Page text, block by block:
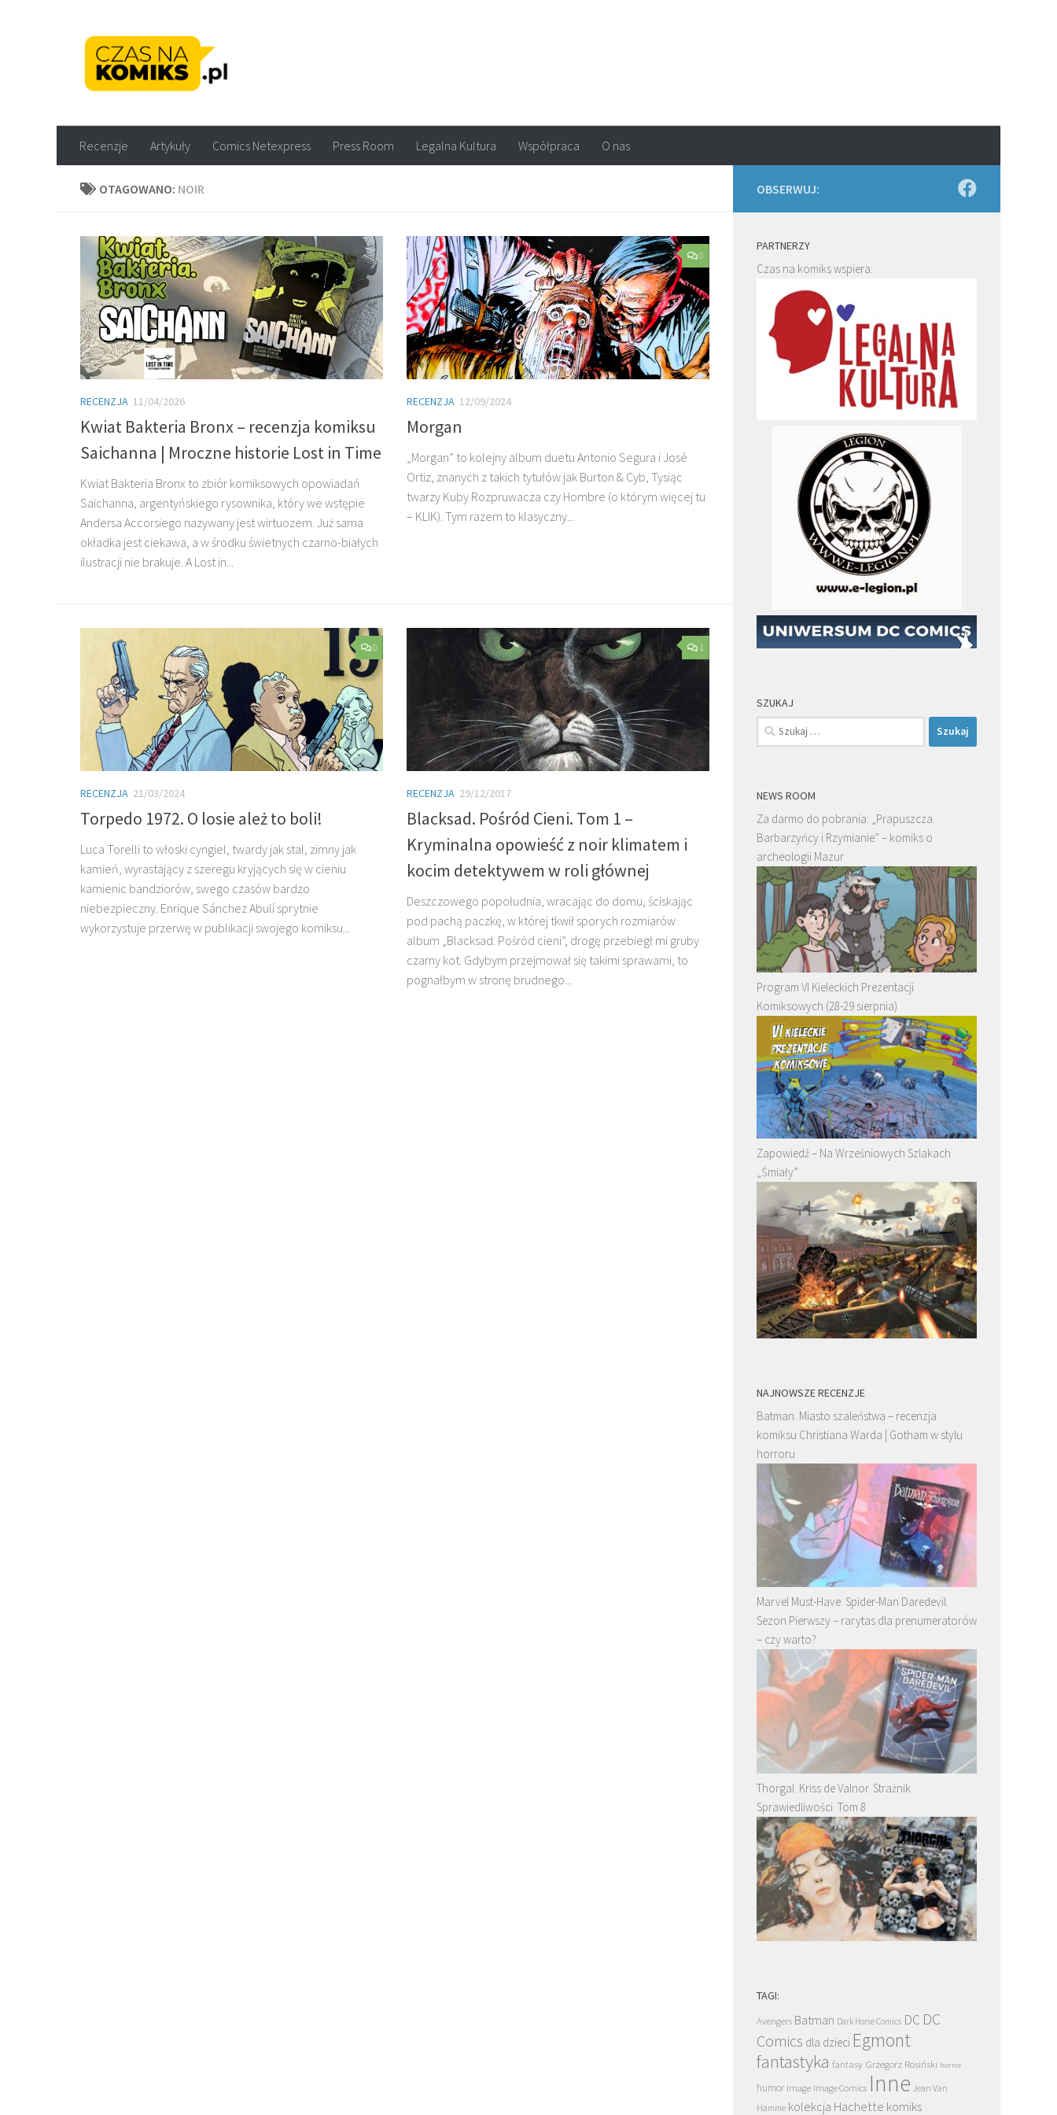
Recenzje Artykuły Comics Netexpress Press Room Legalna Kultura Współpraca O nas
OTAGOWANO: NOIR
RECENZJA 11/04/2026
Kwiat Bakteria Bronx – recenzja komiksu
Saichanna | Mroczne historie Lost in Time
Kwiat Bakteria Bronx to zbiór komiksowych opowiadań
Saichanna, argentyńskiego rysownika, który we wstępie
Andersa Accorsiego nazywany jest wirtuozem. Już sama
okładka jest ciekawa, a w środku świetnych czarno-białych
ilustracji nie brakuje. A Lost in...
0
RECENZJA 12/09/2024
Morgan
„Morgan” to kolejny album duetu Antonio Segura i José
Ortiz, znanych z takich tytułów jak Burton & Cyb, Tysiąc
twarzy Kuby Rozpruwacza czy Hombre (o którym więcej tu
– KLIK). Tym razem to klasyczny...
0
RECENZJA 21/03/2024
Torpedo 1972. O losie ależ to boli!
Luca Torelli to włoski cyngiel, twardy jak stal, zimny jak
kamień, wyrastający z szeregu kryjących się w cieniu
kamienic bandziorów, swego czasów bardzo
niebezpieczny. Enrique Sánchez Abulí sprytnie
wykorzystuje przerwę w publikacji swojego komiksu...
1
RECENZJA 29/12/2017
Blacksad. Pośród Cieni. Tom 1 –
Kryminalna opowieść z noir klimatem i
kocim detektywem w roli głównej
Deszczowego popołudnia, wracając do domu, ściskając
pod pachą paczkę, w której tkwił sporych rozmiarów
album „Blacksad. Pośród cieni”, drogę przebiegł mi gruby
czarny kot. Gdybym przejmował się takimi sprawami, to
pognałbym w stronę brudnego...
OBSERWUJ:
PARTNERZY
Czas na komiks wspiera:
SZUKAJ
Szukaj:
NEWS ROOM
Za darmo do pobrania: „Prapuszcza.
Barbarzyńcy i Rzymianie” – komiks o
archeologii Mazur
Program VI Kieleckich Prezentacji
Komiksowych (28-29 sierpnia)
Zapowiedź – Na Wrześniowych Szlakach
„Śmiały”
NAJNOWSZE RECENZJE
Batman. Miasto szaleństwa – recenzja
komiksu Christiana Warda | Gotham w stylu
horroru
Marvel Must-Have: Spider-Man Daredevil.
Sezon Pierwszy – rarytas dla prenumeratorów
– czy warto?
Thorgal. Kriss de Valnor. Strażnik
Sprawiedliwości. Tom 8
TAGI:
Avengers Batman Dark Horse Comics DC DC
Comics dla dzieci Egmont
fantastyka fantasy Grzegorz Rosiński horror
humor Image Image Comics Inne Jean Van
Hamme kolekcja Hachette komiks